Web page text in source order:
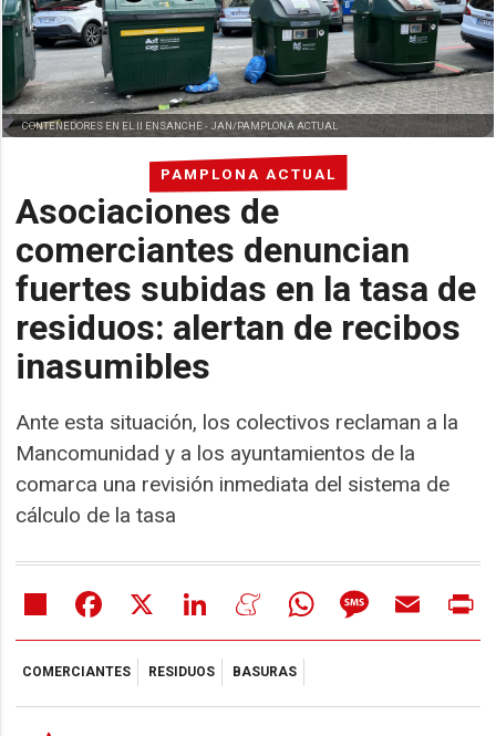
PAMPLONA ACTUAL
Asociaciones de
comerciantes denuncian
fuertes subidas en la tasa de
residuos: alertan de recibos
inasumibles
Ante esta situación, los colectivos reclaman a la
Mancomunidad y a los ayuntamientos de la
comarca una revisión inmediata del sistema de
cálculo de la tasa
CONTENEDORES EN EL II ENSANCHE -JAN/PAMPLONA ACTUAL
Share Facebook LinkedIn MeneameWhatsAppMessageEmail
COMERCIANTES RESIDUOS BASURAS